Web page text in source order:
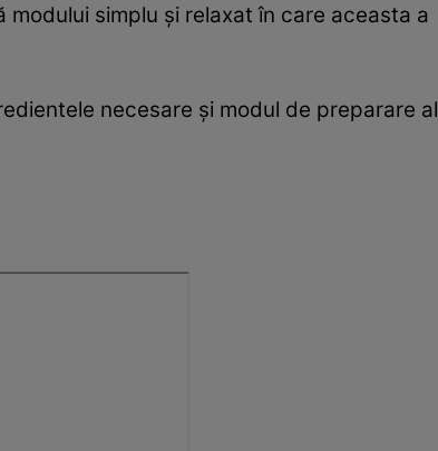
simplu și relaxat în care aceasta a
necesare și modul de preparare al